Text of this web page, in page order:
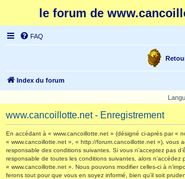
le forum de
FAQ
Index du forum
www.cancoillotte.net - Enregistrement
En accédant à « www.cancoillotte.net » (désigné ci-après par «
« www.cancoillotte.net », « http://forum.cancoillotte.net »), vous
responsable des conditions suivantes. Si vous n’acceptez pas
responsable de toutes les conditions suivantes, alors n’accédez
« www.cancoillotte.net ». Nous pouvons modifier celles-ci à
ferons tout pour que vous en soyez informé, bien qu’il soit